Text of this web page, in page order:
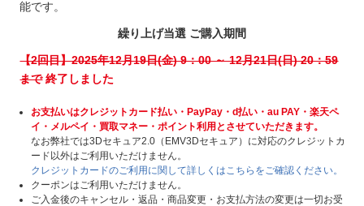
能です。
繰り上げ当選 ご購入期間
【2回目】2025年12月19日(金) 9：00 ～ 12月21日(日) 20：59
まで終了しました
お支払いはクレジットカード払い・PayPay・d払い・au PAY・楽天ペ
イ・メルペイ・買取マネー・ポイント利用とさせていただきます。
なお弊社では3Dセキュア2.0（EMV3Dセキュア）に対応のクレジットカ
ード以外はご利用いただけません。
クレジットカードのご利用に関して詳しくはこちらをご確認ください。
クーポンはご利用いただけません。
ご入金後のキャンセル・返品・商品変更・お支払方法の変更は一切お受